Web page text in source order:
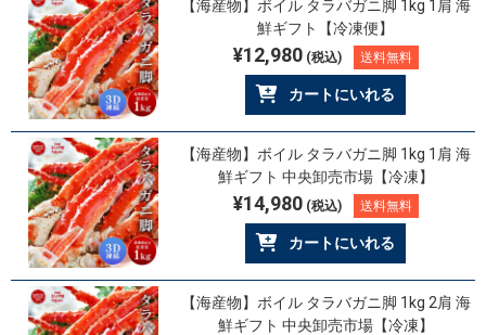
【海産物】ボイル タラバガニ脚 1kg 1肩 海
鮮ギフト【冷凍便】
¥12,980(税込) 送料無料
カートにいれる
【海産物】ボイル タラバガニ脚 1kg 1肩 海
鮮ギフト 中央卸売市場【冷凍】
¥14,980(税込) 送料無料
カートにいれる
【海産物】ボイル タラバガニ脚 1kg 2肩 海
鮮ギフト 中央卸売市場【冷凍】